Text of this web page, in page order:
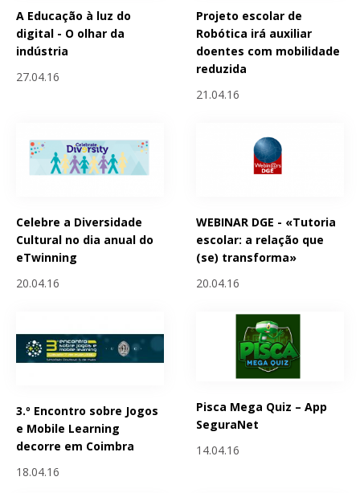
A Educação à luz do
digital - O olhar da
indústria
27.04.16
Projeto escolar de
Robótica irá auxiliar
doentes com mobilidade
reduzida
21.04.16
Celebre a Diversidade
Cultural no dia anual do
eTwinning
20.04.16
WEBINAR DGE - «Tutoria
escolar: a relação que
(se) transforma»
20.04.16
3.º Encontro sobre Jogos
e Mobile Learning
decorre em Coimbra
18.04.16
Pisca Mega Quiz – App
SeguraNet
14.04.16